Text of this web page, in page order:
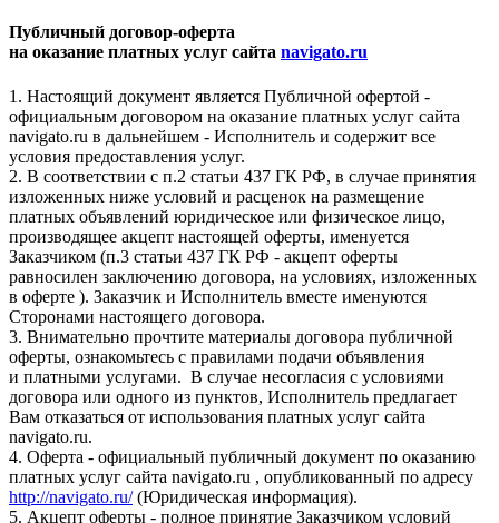
Публичный договор-оферта
на оказание платных услуг сайта navigato.ru
1. Настоящий документ является Публичной офертой -
официальным договором на оказание платных услуг сайта
navigato.ru в дальнейшем - Исполнитель и содержит все
условия предоставления услуг.
2. В соответствии с п.2 статьи 437 ГК РФ, в случае принятия
изложенных ниже условий и расценок на размещение
платных объявлений юридическое или физическое лицо,
производящее акцепт настоящей оферты, именуется
Заказчиком (п.3 статьи 437 ГК РФ - акцепт оферты
равносилен заключению договора, на условиях, изложенных
в оферте ). Заказчик и Исполнитель вместе именуются
Сторонами настоящего договора.
3. Внимательно прочтите материалы договора публичной
оферты, ознакомьтесь с правилами подачи объявления
и платными услугами. В случае несогласия с условиями
договора или одного из пунктов, Исполнитель предлагает
Вам отказаться от использования платных услуг сайта
navigato.ru.
4. Оферта - официальный публичный документ по оказанию
платных услуг сайта navigato.ru , опубликованный по адресу
http://navigato.ru/(Юридическая информация).
5. Акцепт оферты - полное принятие Заказчиком условий